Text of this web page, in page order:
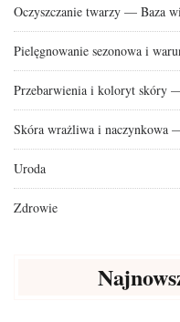
Oczyszczanie twarzy — Baza
Pielęgnowanie sezonowa i
Przebarwienia i koloryt skóry
Skóra wrażliwa i naczynkowa
Uroda
Zdrowie